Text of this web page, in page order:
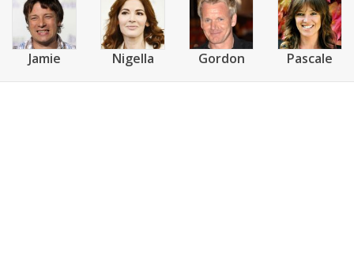
Jamie Nigella Gordon Pascale